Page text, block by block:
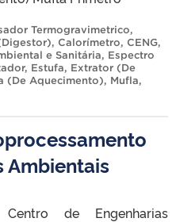
Termogravimetrico,
, Calorímetro, CENG,
e Sanitária, Espectro
, Estufa, Extrator (De
(De Aquecimento), Mufla,
Ambientais
Centro de Engenharias